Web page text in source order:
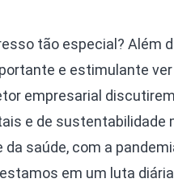
tão especial? Além
e estimulante
empresarial
e de sustentabilidade
da saúde, com a
em um luta